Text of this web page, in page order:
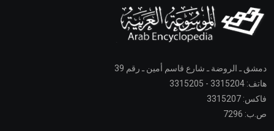
دمشق ـ الروضة ـ شارع قاسم أمين ـ رقم 39
هاتف: 3315204 - 3315205
فاكس: 3315207
ص.ب: 7296